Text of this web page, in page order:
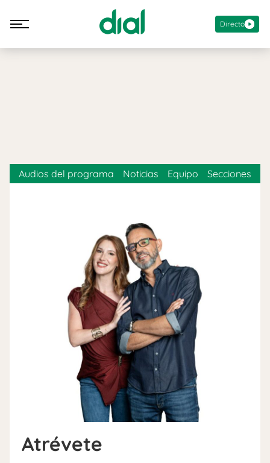
Directo
Atrévete
Audios del programa Noticias Equipo Secciones